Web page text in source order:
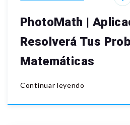
PhotoMath |
Resolverá Tus
Matemáticas
Continuar leyendo